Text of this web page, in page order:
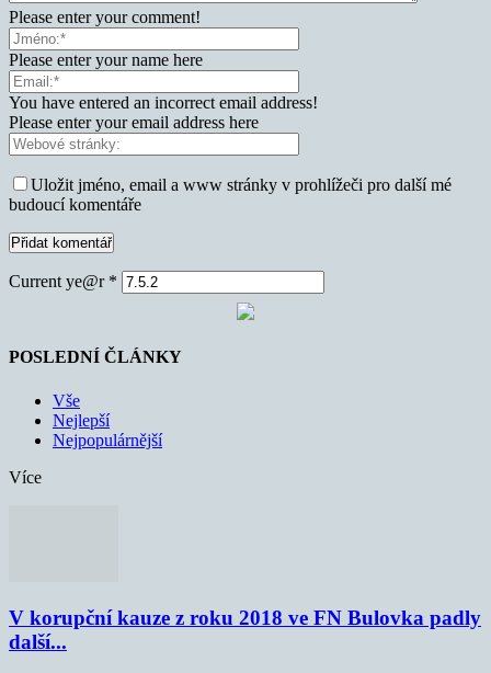
Please enter your comment!
Please enter your name here
You have entered an incorrect email address!
Please enter your email address here
Uložit jméno, email a www stránky v prohlížeči pro další mé
budoucí komentáře
Current ye@r *
POSLEDNÍ ČLÁNKY
Vše
Nejlepší
Nejpopulárnější
Více
V korupční kauze z roku 2018 ve FN Bulovka padly
další...